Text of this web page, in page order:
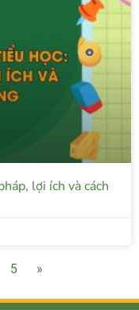
lợi ích và cách
5 »